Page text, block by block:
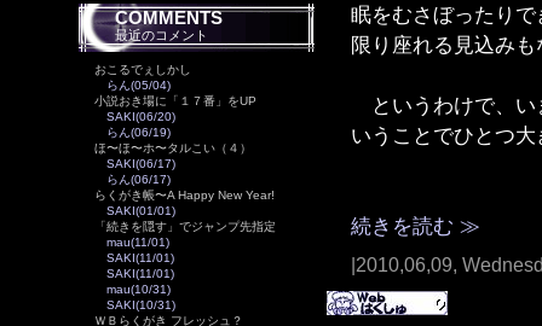
COMMENTS
最近のコメント
おこるでぇしかし
らん(05/04)
小説おき場に「１７番」をUP
SAKI(06/20)
らん(06/19)
ほ〜ほ〜ホ〜タルこい（４）
SAKI(06/17)
らん(06/17)
らくがき帳〜A Happy New Year!
SAKI(01/01)
「続きを隠す」でジャンプ先指定
mau(11/01)
SAKI(11/01)
SAKI(11/01)
mau(10/31)
SAKI(10/31)
ＷＢらくがき フレッシュ？
眠をむさぼったり
限り座れる見込み
というわけで、い
いうことでひとつ
続きを読む ≫
|2010,06,09,